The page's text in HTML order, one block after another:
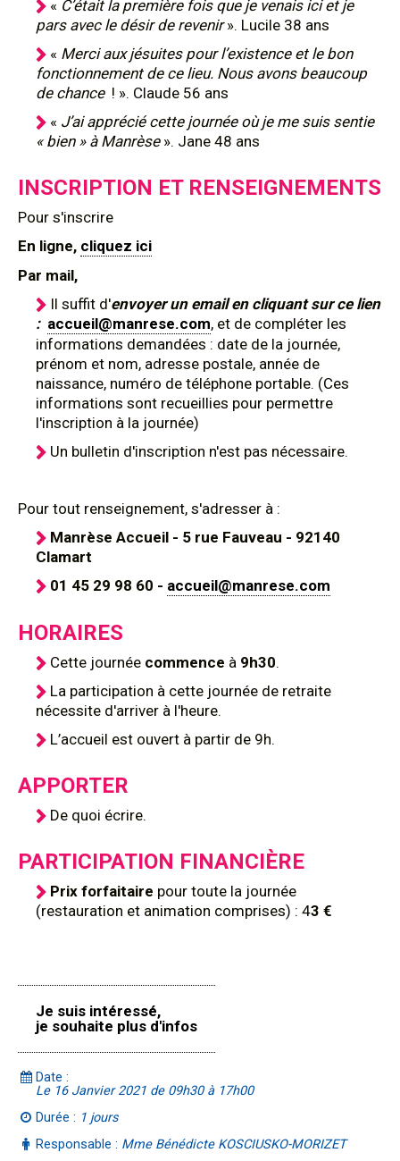
« C’était la première fois que je venais ici et je
pars avec le désir de revenir». Lucile 38 ans
« Merci aux jésuites pour l’existence et le bon
fonctionnement de ce lieu. Nous avons beaucoup
de chance ! ». Claude 56 ans
« J’ai apprécié cette journée où je me suis sentie
« bien » à Manrèse». Jane 48 ans
INSCRIPTION ET RENSEIGNEMENTS
Pour s'inscrire
En ligne, cliquez ici
Par mail,
Il suffit d'envoyer un email en cliquant sur ce lien
: accueil@manrese.com, et de compléter les
informations demandées : date de la journée,
prénom et nom, adresse postale, année de
naissance, numéro de téléphone portable. (Ces
informations sont recueillies pour permettre
l'inscription à la journée)
Un bulletin d'inscription n'est pas nécessaire.
Pour tout renseignement, s'adresser à :
Manrèse Accueil - 5 rue Fauveau - 92140
Clamart
01 45 29 98 60 - accueil@manrese.com
HORAIRES
Cette journée commence à 9h30.
La participation à cette journée de retraite
nécessite d'arriver à l'heure.
L’accueil est ouvert à partir de 9h.
APPORTER
De quoi écrire.
PARTICIPATION FINANCIÈRE
Prix forfaitaire pour toute la journée
(restauration et animation comprises) : 43 €
Je suis intéressé,
je souhaite plus d'infos
Date :
Le 16 Janvier 2021 de 09h30 à 17h00
Durée : 1 jours
Responsable : Mme Bénédicte KOSCIUSKO-MORIZET